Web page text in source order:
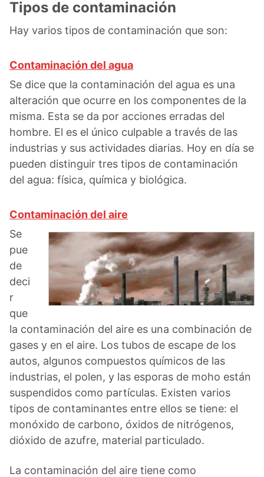
Tipos de contaminación
Hay varios tipos de contaminación que son:
Contaminación del agua
Se dice que la contaminación del agua es una
alteración que ocurre en los componentes de la
misma. Esta se da por acciones erradas del
hombre. El es el único culpable a través de las
industrias y sus actividades diarias. Hoy en día se
pueden distinguir tres tipos de contaminación
del agua: física, química y biológica.
Contaminación del aire
Se
pue
de
deci
r
que
la contaminación del aire es una combinación de
gases y en el aire. Los tubos de escape de los
autos, algunos compuestos químicos de las
industrias, el polen, y las esporas de moho están
suspendidos como partículas. Existen varios
tipos de contaminantes entre ellos se tiene: el
monóxido de carbono, óxidos de nitrógenos,
dióxido de azufre, material particulado.
La contaminación del aire tiene como